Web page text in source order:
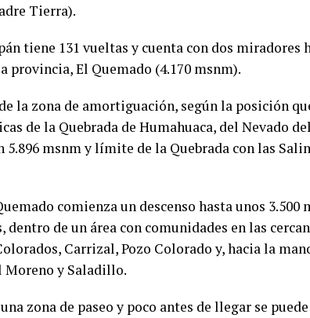
Tierra).
tiene 131 vueltas y cuenta con dos miradores
provincia, El Quemado (4.170 msnm).
la zona de amortiguación, según la posición
de la Quebrada de Humahuaca, del Nevado
5.896 msnm y límite de la Quebrada con las
comienza un descenso hasta unos 3.500
dentro de un área con comunidades en las
Carrizal, Pozo Colorado y, hacia la
Moreno y Saladillo.
zona de paseo y poco antes de llegar se